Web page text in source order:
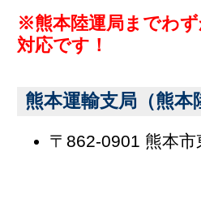
※熊本陸運局までわ
対応です！
熊本運輸支局（熊本
〒862-0901 熊本